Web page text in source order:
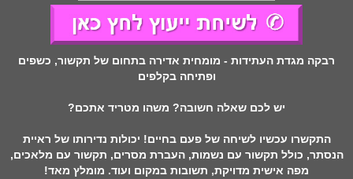
רבקה מגדת העתידות - מומחית אדירה בתחום של תקשור, כשפים
ופתיחה בקלפים
יש לכם שאלה חשובה? משהו מטריד אתכם?
התקשרו עכשיו לשיחה של פעם בחיים! יכולות נדירותו של ראיית
הנסתר, כולל תקשור עם נשמות, העברת מסרים, תקשור עם מלאכים,
מפה אישית מדויקת, תשובות במקום ועוד. מומלץ מאד!